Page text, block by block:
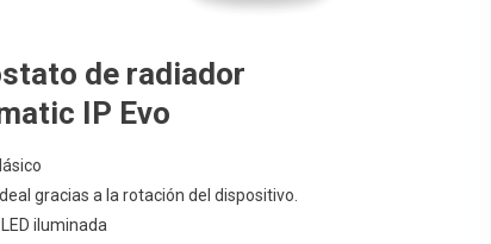
de radiador
IP Evo
gracias a la rotación del dispositivo.
iluminada